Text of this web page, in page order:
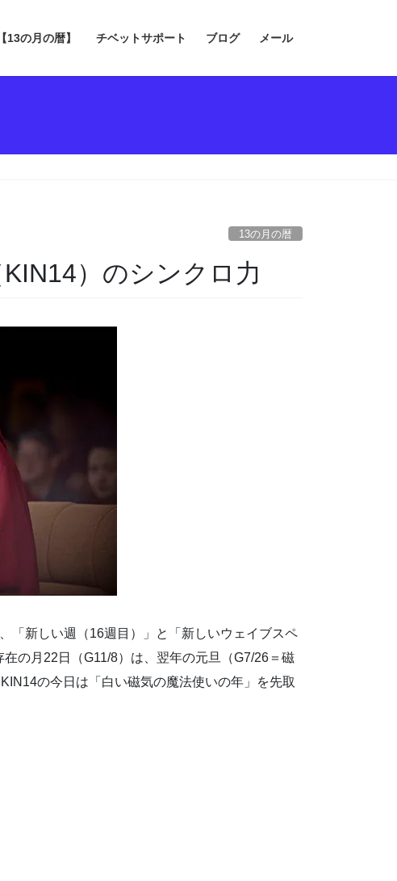
【13の月の暦】 チベットサポート ブログ メール
13の月の暦
）のシンクロ力
「新しい週（16週目）」と「新しいウェイブスペ
の月22日（G11/8）は、翌年の元旦（G7/26＝磁
の今日は「白い磁気の魔法使いの年」を先取